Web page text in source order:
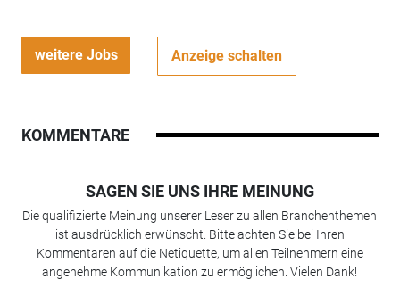
weitere Jobs Anzeige schalten
KOMMENTARE
SAGEN SIE UNS IHRE MEINUNG
Die qualifizierte Meinung unserer Leser zu allen Branchenthemen
ist ausdrücklich erwünscht. Bitte achten Sie bei Ihren
Kommentaren auf die Netiquette, um allen Teilnehmern eine
angenehme Kommunikation zu ermöglichen. Vielen Dank!